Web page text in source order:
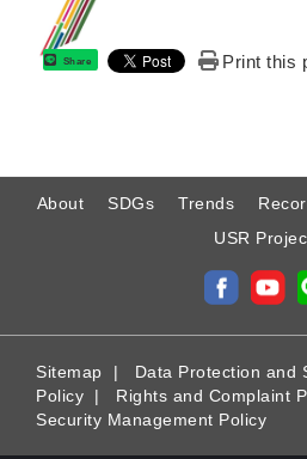
Share Print this
About SDGs Trends
USR
Sitemap | Data Protection and
Policy | Rights and Complaint
Security Management Policy